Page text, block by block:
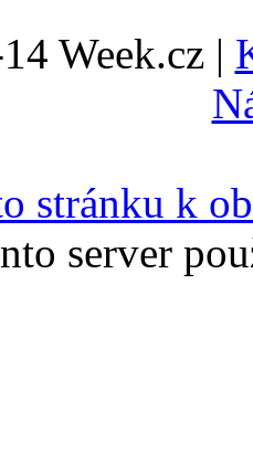
Week.cz |
stránku k
server